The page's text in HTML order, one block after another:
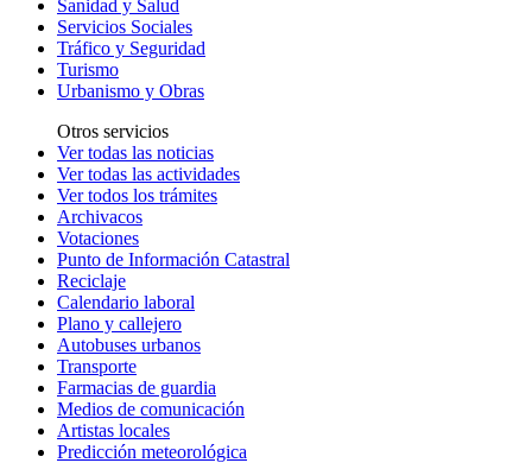
Sanidad y Salud
Servicios Sociales
Tráfico y Seguridad
Turismo
Urbanismo y Obras
Otros servicios
Ver todas las noticias
Ver todas las actividades
Ver todos los trámites
Archivacos
Votaciones
Punto de Información Catastral
Reciclaje
Calendario laboral
Plano y callejero
Autobuses urbanos
Transporte
Farmacias de guardia
Medios de comunicación
Artistas locales
Predicción meteorológica